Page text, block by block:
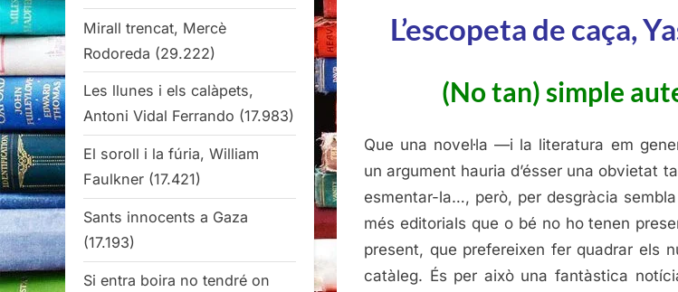
L’escopeta de caça,
(No tan) simple
Que una novel·la —i la literatura em
un argument hauria d’ésser una obvietat
esmentar-la…, però, per desgràcia
més editorials que o bé no ho tenen
present, que prefereixen fer quadrar els
catàleg. És per això una fantàstica
Mirall trencat, Mercè
Rodoreda (29.222)
Les llunes i els calàpets,
Antoni Vidal Ferrando (17.983)
El soroll i la fúria, William
Faulkner (17.421)
Sants innocents a Gaza
(17.193)
Si entra boira no tendré on